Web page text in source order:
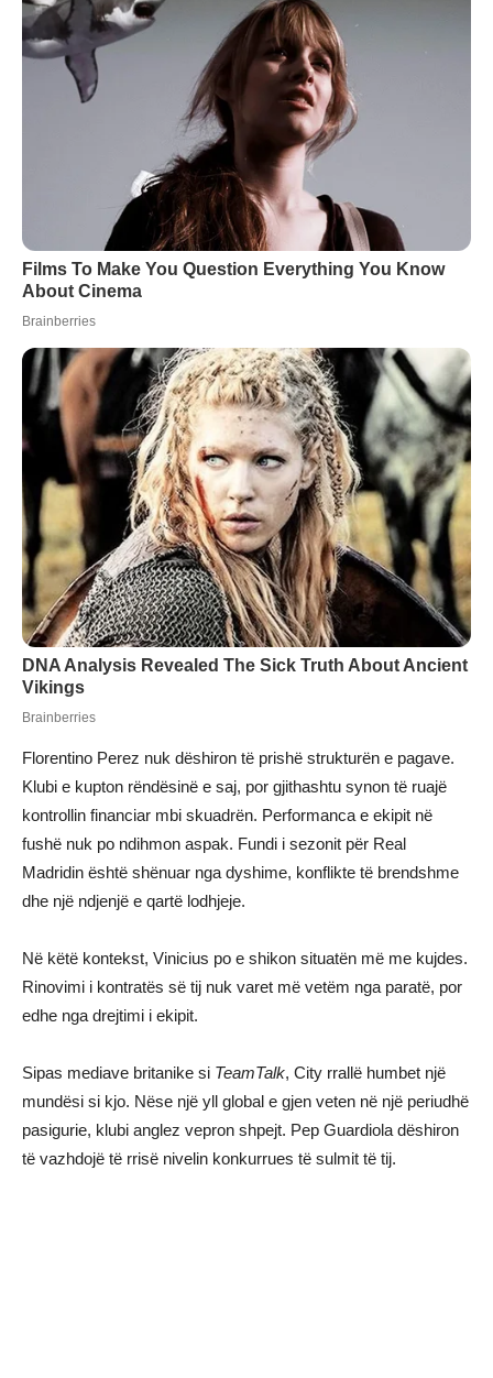
Florentino Perez nuk dëshiron të prishë strukturën e pagave.
Klubi e kupton rëndësinë e saj, por gjithashtu synon të ruajë
kontrollin financiar mbi skuadrën. Performanca e ekipit në
fushë nuk po ndihmon aspak. Fundi i sezonit për Real
Madridin është shënuar nga dyshime, konflikte të brendshme
dhe një ndjenjë e qartë lodhjeje.
Në këtë kontekst, Vinicius po e shikon situatën më me kujdes.
Rinovimi i kontratës së tij nuk varet më vetëm nga paratë, por
edhe nga drejtimi i ekipit.
Sipas mediave britanike si TeamTalk, City rrallë humbet një
mundësi si kjo. Nëse një yll global e gjen veten në një periudhë
pasigurie, klubi anglez vepron shpejt. Pep Guardiola dëshiron
të vazhdojë të rrisë nivelin konkurrues të sulmit të tij.